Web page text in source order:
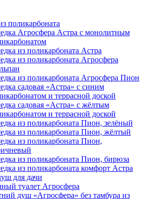
поликарбоната
Агросфера Астра с монолитным
из поликарбоната Астра
из поликарбоната Агросфера
из поликарбоната Агросфера Пион
садовая «Астра» с синим
и террасной доской
садовая «Астра» с жёлтым
и террасной доской
из поликарбоната Пион, зелёный
из поликарбоната Пион, жёлтый
из поликарбоната Пион,
из поликарбоната Пион, бирюза
из поликарбоната комфорт Астра
для дачи
туалет Агросфера
душ «Агросфера» без тамбура из